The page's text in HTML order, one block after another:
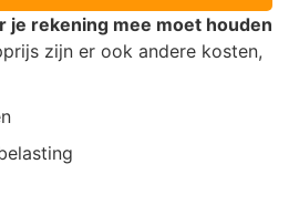
je rekening mee moet houden
zijn er ook andere kosten,